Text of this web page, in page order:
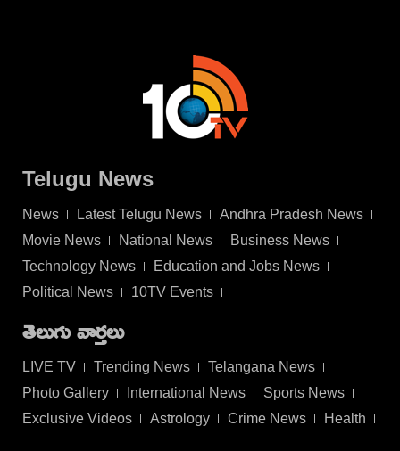
Telugu News
News Latest Telugu News
Andhra Pradesh News
Movie News
National News
Business News
Technology News
Education and Jobs News
Political News
10TV Events
తెలుగు వార్తలు
LIVE TV Trending News
Telangana News
Photo Gallery
International News
Sports News
Exclusive Videos
Astrology Crime News Health